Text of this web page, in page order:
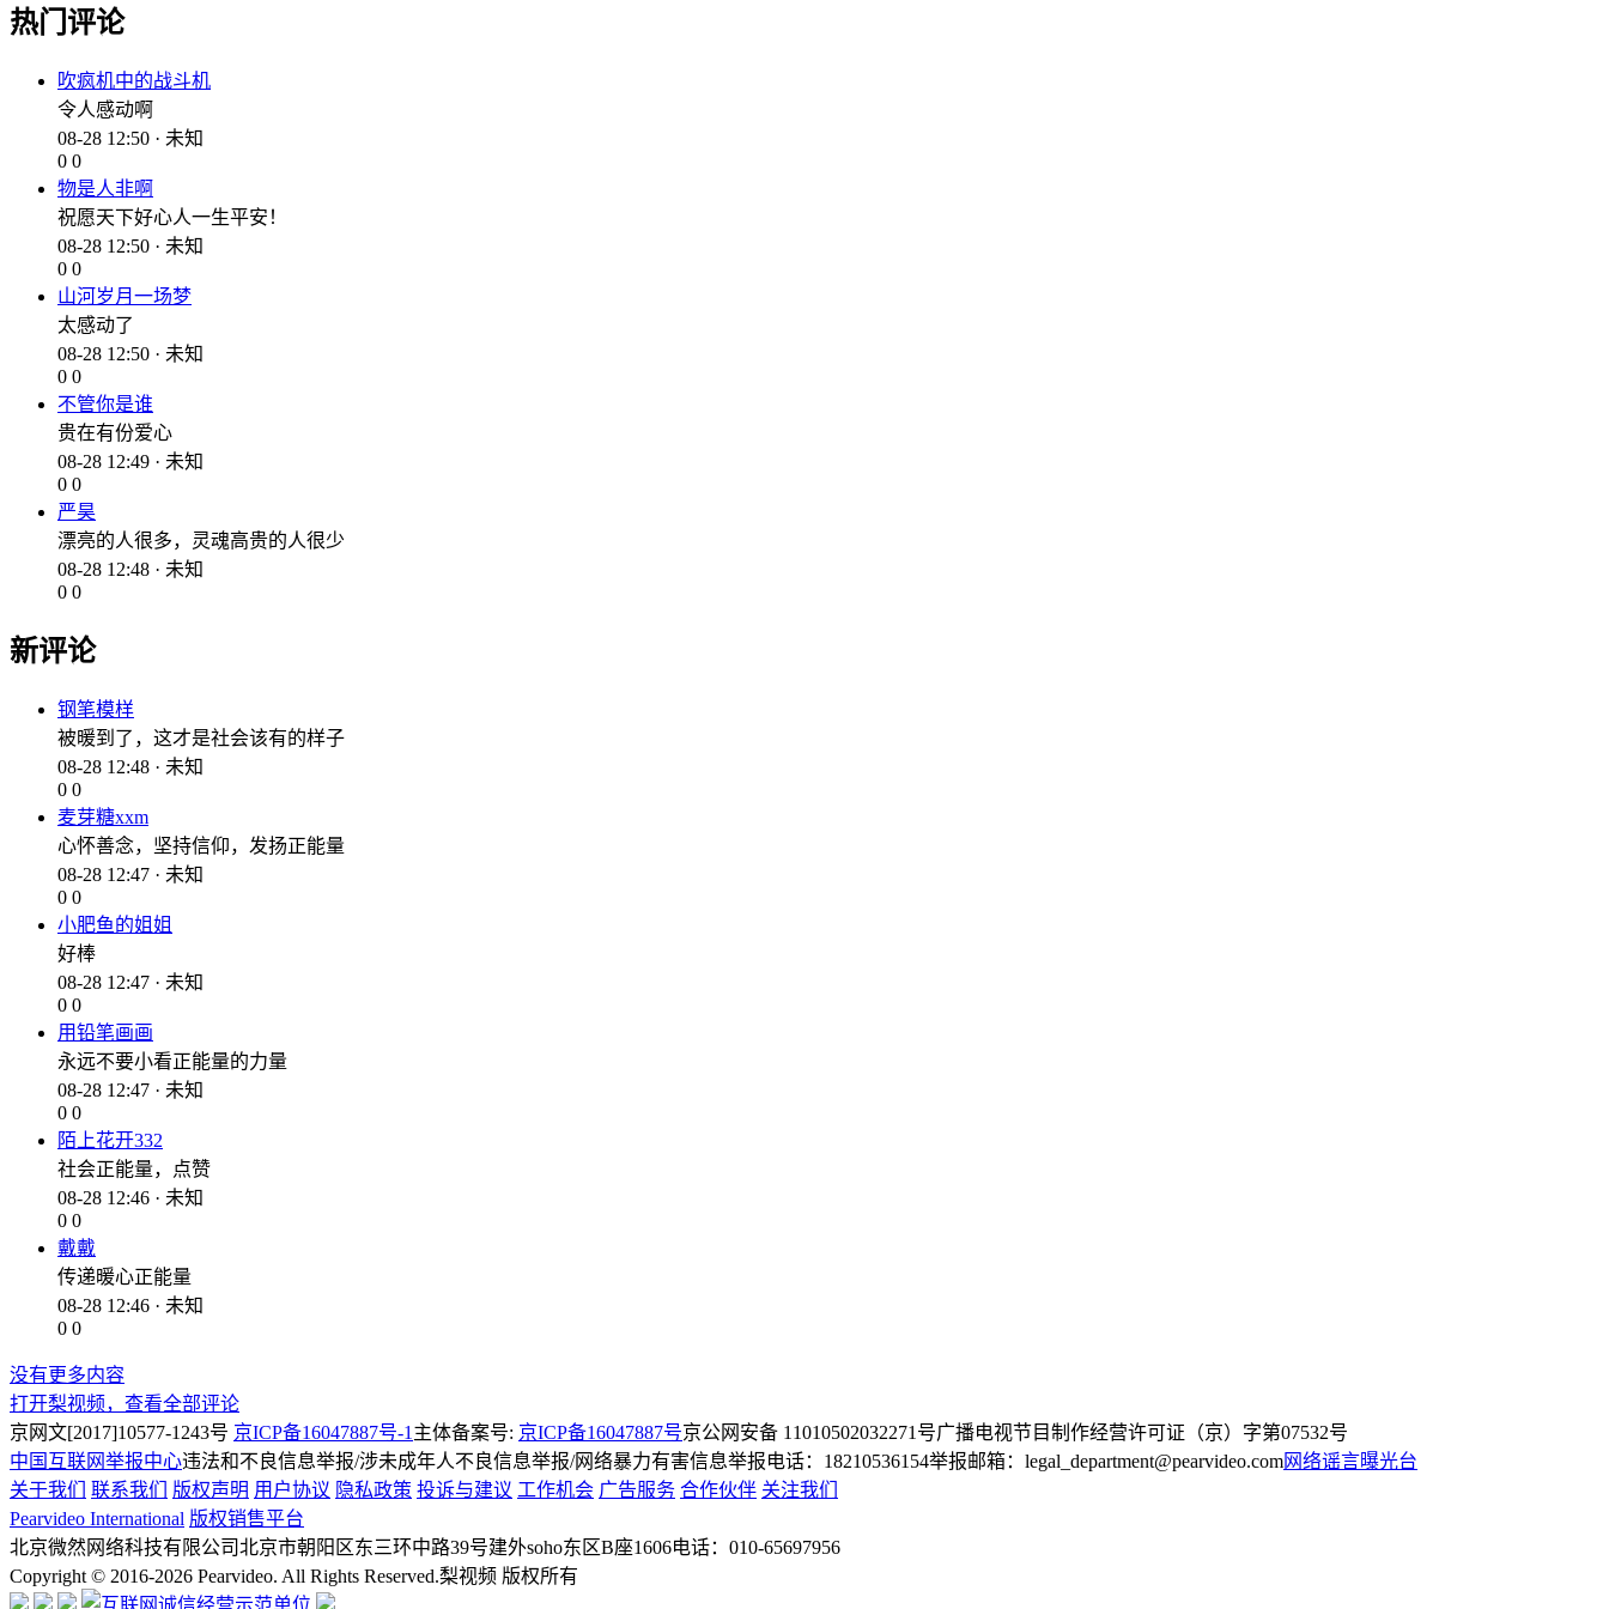
热门评论
吹疯机中的战斗机
令人感动啊
08-28 12:50 · 未知
0 0
物是人非啊
祝愿天下好心人一生平安！
08-28 12:50 · 未知
0 0
山河岁月一场梦
太感动了
08-28 12:50 · 未知
0 0
不管你是谁
贵在有份爱心
08-28 12:49 · 未知
0 0
严昊
漂亮的人很多，灵魂高贵的人很少
08-28 12:48 · 未知
0 0
新评论
钢笔模样
被暖到了，这才是社会该有的样子
08-28 12:48 · 未知
0 0
麦芽糖xxm
心怀善念，坚持信仰，发扬正能量
08-28 12:47 · 未知
0 0
小肥鱼的姐姐
好棒
08-28 12:47 · 未知
0 0
用铅笔画画
永远不要小看正能量的力量
08-28 12:47 · 未知
0 0
陌上花开332
社会正能量，点赞
08-28 12:46 · 未知
0 0
戴戴
传递暖心正能量
08-28 12:46 · 未知
0 0
没有更多内容
打开梨视频，查看全部评论
京网文[2017]10577-1243号 京ICP备16047887号-1 主体备案号: 京ICP备16047887号京公网安备 11010502032271号广播电视节目制作经营许可证（京）字第07532号
中国互联网举报中心违法和不良信息举报/涉未成年人不良信息举报/网络暴力有害信息举报电话：18210536154举报邮箱：legal_department@pearvideo.com网络谣言曝光台
关于我们
联系我们 版权声明 用户协议 隐私政策 投诉与建议 工作机会 广告服务 合作伙伴 关注我们
Pearvideo International 版权销售平台
北京微然网络科技有限公司北京市朝阳区东三环中路39号建外soho东区B座1606电话：010-65697956
Copyright © 2016-2026 Pearvideo. All Rights Reserved.梨视频 版权所有